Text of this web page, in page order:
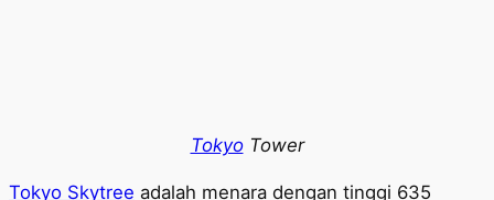
TokyoTower
Tokyo Skytree adalah menara dengan tinggi 635